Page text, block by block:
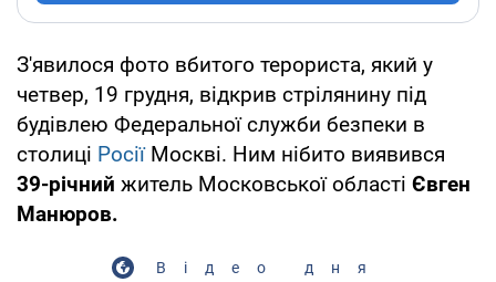
З'явилося фото вбитого терориста, який у
четвер, 19 грудня, відкрив стрілянину під
будівлею Федеральної служби безпеки в
столиці РосіїМоскві. Ним нібито виявився
39-річний житель Московської області Євген
Манюров.
Відео дня